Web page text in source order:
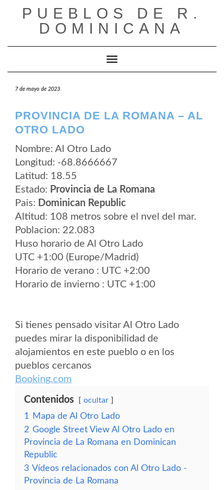
PUEBLOS DE R.
DOMINICANA
Cambiar modo de navegación
7 de mayo de 2023
PROVINCIA DE LA ROMANA – AL
OTRO LADO
Nombre: Al Otro Lado
Longitud: -68.8666667
Latitud: 18.55
Estado: Provincia de La Romana
Pais: Dominican Republic
Altitud: 108 metros sobre el nvel del mar.
Poblacion: 22.083
Huso horario de Al Otro Lado
UTC +1:00 (Europe/Madrid)
Horario de verano : UTC +2:00
Horario de invierno : UTC +1:00
Si tienes pensado visitar Al Otro Lado
puedes mirar la disponibilidad de
alojamientos en este pueblo o en los
pueblos cercanos
Booking.com
Contenidos ocultar
1
Mapa de Al Otro Lado
2 Google Street View Al Otro Lado en
Provincia de La Romana en Dominican
Republic
3 Vídeos relacionados con Al Otro Lado -
Provincia de La Romana